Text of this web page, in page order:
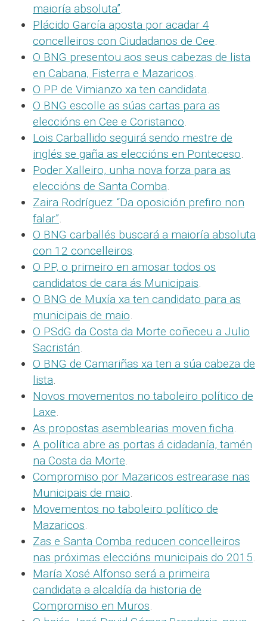
maioría absoluta”.
Plácido García aposta por acadar 4
concelleiros con Ciudadanos de Cee.
O BNG presentou aos seus cabezas de lista
en Cabana, Fisterra e Mazaricos.
O PP de Vimianzo xa ten candidata.
O BNG escolle as súas cartas para as
eleccións en Cee e Coristanco.
Lois Carballido seguirá sendo mestre de
inglés se gaña as eleccións en Ponteceso.
Poder Xalleiro, unha nova forza para as
eleccións de Santa Comba.
Zaira Rodríguez: “Da oposición prefiro non
falar”.
O BNG carballés buscará a maioría absoluta
con 12 concelleiros.
O PP, o primeiro en amosar todos os
candidatos de cara ás Municipais.
O BNG de Muxía xa ten candidato para as
municipais de maio.
O PSdG da Costa da Morte coñeceu a Julio
Sacristán.
O BNG de Camariñas xa ten a súa cabeza de
lista.
Novos movementos no taboleiro político de
Laxe.
As propostas asemblearias moven ficha.
A política abre as portas á cidadanía, tamén
na Costa da Morte.
Compromiso por Mazaricos estrearase nas
Municipais de maio.
Movementos no taboleiro político de
Mazaricos.
Zas e Santa Comba reducen concelleiros
nas próximas eleccións municipais do 2015.
María Xosé Alfonso será a primeira
candidata a alcaldía da historia de
Compromiso en Muros.